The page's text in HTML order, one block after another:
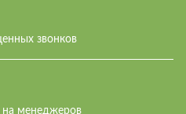
звонков
на менеджеров